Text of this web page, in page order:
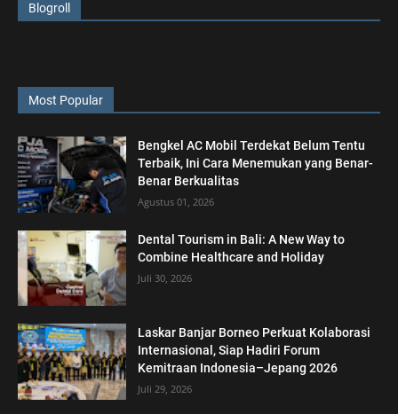
Blogroll
Most Popular
Bengkel AC Mobil Terdekat Belum Tentu
Terbaik, Ini Cara Menemukan yang Benar-
Benar Berkualitas
Agustus 01, 2026
Dental Tourism in Bali: A New Way to
Combine Healthcare and Holiday
Juli 30, 2026
Laskar Banjar Borneo Perkuat Kolaborasi
Internasional, Siap Hadiri Forum
Kemitraan Indonesia–Jepang 2026
Juli 29, 2026